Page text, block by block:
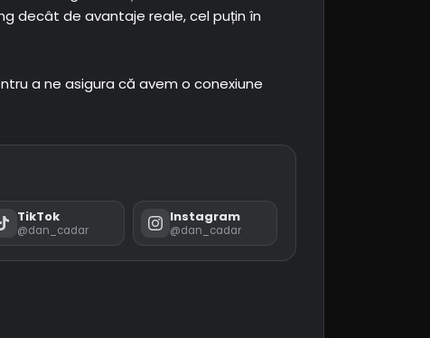
decât de avantaje reale, cel puțin în
a ne asigura că avem o conexiune
TikTok
@dan_cadar
Instagram
@dan_cadar